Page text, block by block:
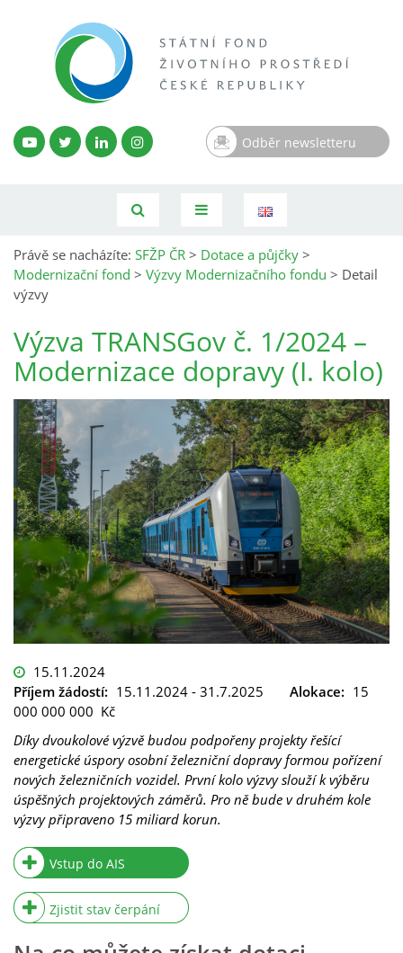
Odběr newsletteru
Právě se nacházíte: SFŽP ČR > Dotace a půjčky >
Modernizační fond > Výzvy Modernizačního fondu > Detail
výzvy
Výzva TRANSGov č. 1/2024 –
Modernizace dopravy (I. kolo)
15.11.2024
Příjem žádostí: 15.11.2024 - 31.7.2025 Alokace: 15
000 000 000 Kč
Díky dvoukolové výzvě budou podpořeny projekty řešící
energetické úspory osobní železniční dopravy formou pořízení
nových železničních vozidel. První kolo výzvy slouží k výběru
úspěšných projektových záměrů. Pro ně bude v druhém kole
výzvy připraveno 15 miliard korun.
Vstup do AIS
Zjistit stav čerpání